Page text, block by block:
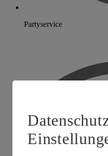
Partyservice